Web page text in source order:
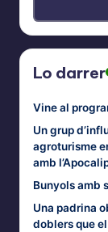
Lo darrer
Vine al
Un grup
agroturisme
amb
Bunyols amb
Una padrina
doblers que